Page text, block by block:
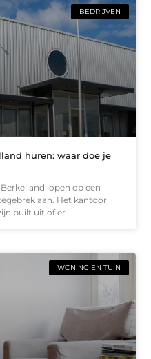
BEDRIJVEN
huren: waar doe je
lopen op een
aan. Het kantoor
puilt uit of er
WONING EN TUIN